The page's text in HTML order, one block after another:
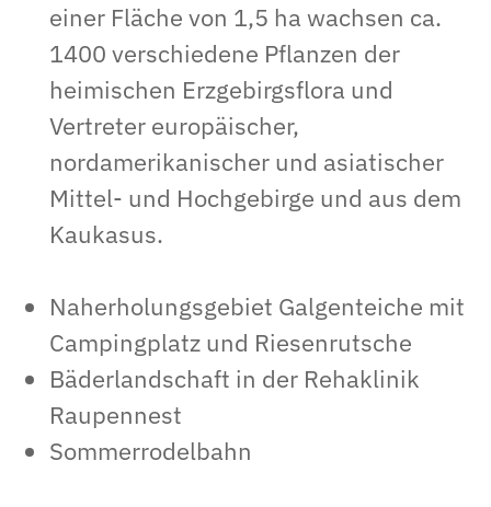
einer Fläche von 1,5 ha wachsen ca.
1400 verschiedene Pflanzen der
heimischen Erzgebirgsflora und
Vertreter europäischer,
nordamerikanischer und asiatischer
Mittel- und Hochgebirge und aus dem
Kaukasus.
Naherholungsgebiet Galgenteiche mit
Campingplatz und Riesenrutsche
Bäderlandschaft in der Rehaklinik
Raupennest
Sommerrodelbahn